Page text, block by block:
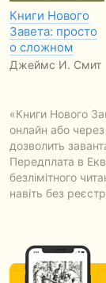
Книги Нового
Завета: просто
о сложном
Джеймс И. Смит
«Книги Нового
онлайн або
дозволить
Передплата в
безлімітного
навіть без